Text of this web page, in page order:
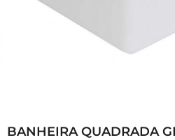
BANHEIRA QUADRADA